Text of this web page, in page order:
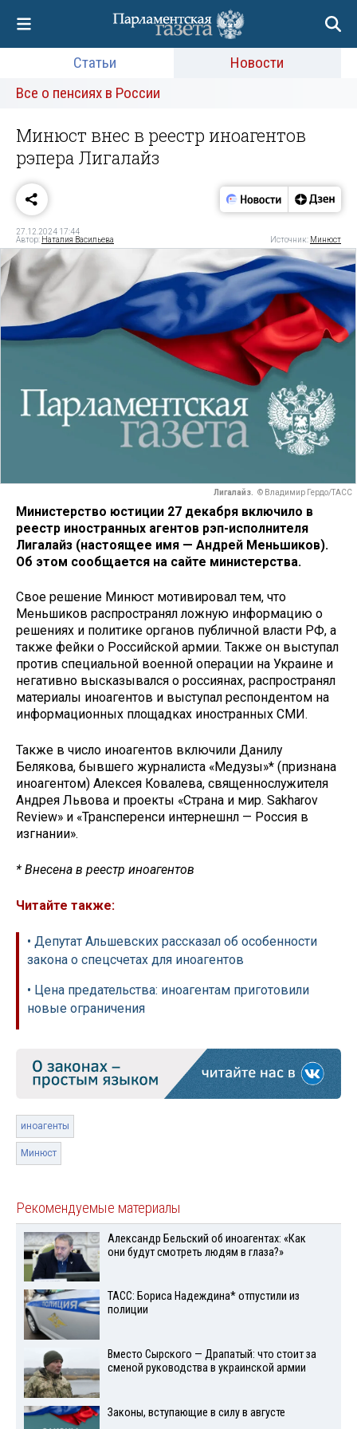
Статьи
Новости
Все о пенсиях в России
Минюст внес в реестр иноагентов
рэпера Лигалайз
27.12.2024 17:44
Автор: Наталия Васильева Источник: Минюст
Лигалайз. © Владимир Гердо/ТАСС
Министерство юстиции 27 декабря включило в
реестр иностранных агентов рэп-исполнителя
Лигалайз (настоящее имя — Андрей Меньшиков).
Об этом сообщается на сайте министерства.
Свое решение Минюст мотивировал тем, что
Меньшиков распространял ложную информацию о
решениях и политике органов публичной власти РФ, а
также фейки о Российской армии. Также он выступал
против специальной военной операции на Украине и
негативно высказывался о россиянах, распространял
материалы иноагентов и выступал респондентом на
информационных площадках иностранных СМИ.
Также в число иноагентов включили Данилу
Белякова, бывшего журналиста «Медузы»* (признана
иноагентом) Алексея Ковалева, священнослужителя
Андрея Львова и проекты «Страна и мир. Sakharov
Review» и «Трансперенси интернешнл — Россия в
изгнании».
* Внесена в реестр иноагентов
Читайте также:
• Депутат Альшевских рассказал об особенности
закона о спецсчетах для иноагентов
• Цена предательства: иноагентам приготовили
новые ограничения
иноагенты
Минюст
Рекомендуемые материалы
Александр Бельский об иноагентах: «Как
они будут смотреть людям в глаза?»
ТАСС: Бориса Надеждина* отпустили из
полиции
Вместо Сырского — Драпатый: что стоит за
сменой руководства в украинской армии
Законы, вступающие в силу в августе